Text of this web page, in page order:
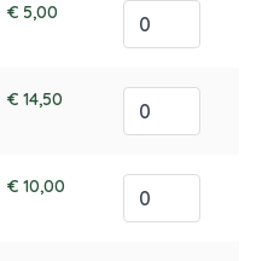
€ 5,00
€ 14,50
€ 10,00